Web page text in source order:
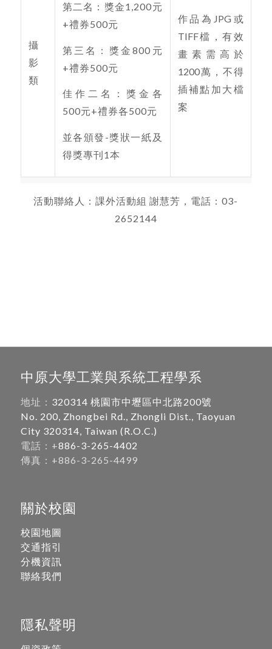
攝
影
類
第二名：獎金1,200元
+禮券500元
第三名：獎金800元
+禮券500元
佳作二名：獎金各
500元+禮券各500元
並各頒發-獎狀一紙及
得獎專刊1本
作品為JPG或
TIFF檔，有效
畫素需高於
1200萬，不得
插補點加大檔
案
活動聯絡人：課外活動組 謝慧芳，電話：03-
2652144
中原大學工業與系統工程學系
地址： 320314 桃園市中壢區中北路200號
No. 200, Zhongbei Rd., Zhongli Dist., Taoyuan
City 320314, Taiwan (R.O.C.)
電話：+886-3-265-4402
傳真：+886-3-265-4499
關於校園
校園地圖
交通指引
分機資訊
聯絡我們
隱私聲明